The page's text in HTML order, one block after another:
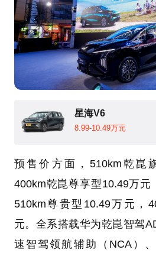
星海V6
8.99-10.49万元
预售价方面，510km乾崑
400km乾崑尊享型10.49万元
510km尊贵型10.49万元，
元。全系搭载华为乾崑智驾
速智驾领航辅助（NCA）